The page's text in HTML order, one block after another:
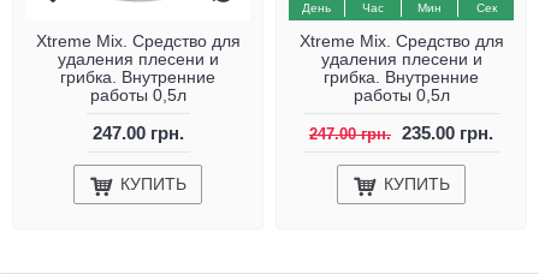
Xtreme Mix. Средство для
удаления плесени и
грибка. Внутренние
работы 0,5л
247.00 грн.
КУПИТЬ
День Час Мин Сек
Xtreme Mix. Средство для
удаления плесени и
грибка. Внутренние
работы 0,5л
247.00 грн. 235.00 грн.
КУПИТЬ